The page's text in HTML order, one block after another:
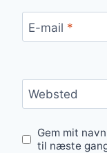
E-mail *
Websted
Gem mit
til næste